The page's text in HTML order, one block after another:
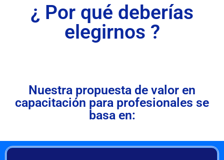
¿ Por qué deberías
elegirnos ?
Nuestra propuesta de valor en
capacitación para profesionales se
basa en: